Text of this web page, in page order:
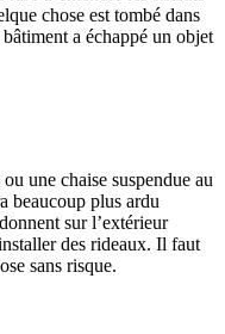
chose est tombé dans
a échappé un objet
une chaise suspendue au
beaucoup plus ardu
sur l’extérieur
des rideaux. Il faut
sans risque.